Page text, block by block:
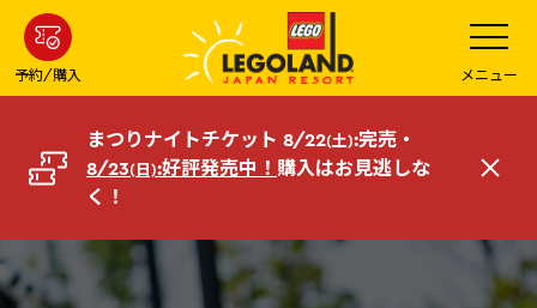
ン
コ
へ
予約/購入
メ
ニ
ュ
ー
を
開
メニュー
まつりナイトチケット 8/22(土):完売・
8/23(日):好評発売中！ 購入はお見逃しな
く！
閉